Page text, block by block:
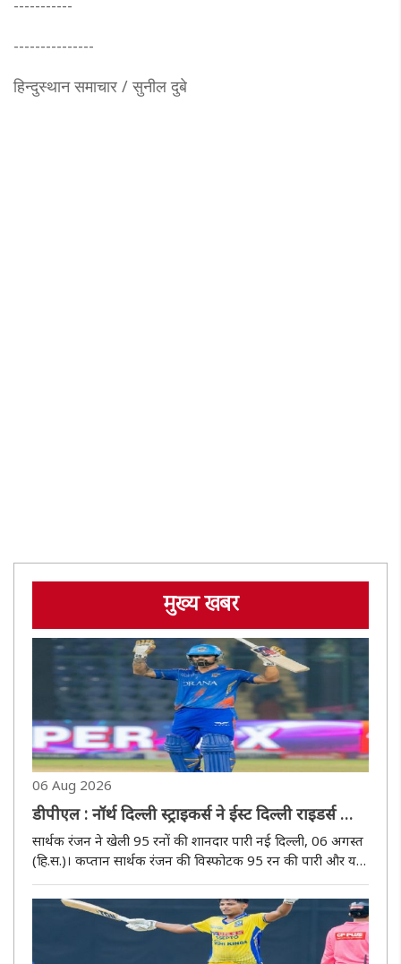
-----------
---------------
हिन्दुस्थान समाचार / सुनील दुबे
मुख्य खबर
06 Aug 2026
डीपीएल : नॉर्थ दिल्ली स्ट्राइकर्स ने ईस्ट दिल्ली राइडर्स को
छह विकेट से हराया
सार्थक रंजन ने खेली 95 रनों की शानदार पारी नई दिल्ली, 06 अगस्त
(हि.स.)। कप्तान सार्थक रंजन की विस्फोटक 95 रन की पारी और यश
भाटिया के नाबाद अर्धशतक की बदौलत नॉर्थ दिल्ली स्ट्राइकर्स ने
दिल्ली प्रीमियर लीग (डीपीएल) 2026 में ईस्ट दिल्ली राइडर्स को ..